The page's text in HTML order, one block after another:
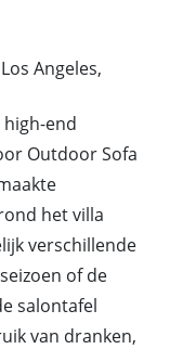
Angeles,
high-end
Outdoor Sofa
het villa
verschillende
of de
salontafel
van dranken,